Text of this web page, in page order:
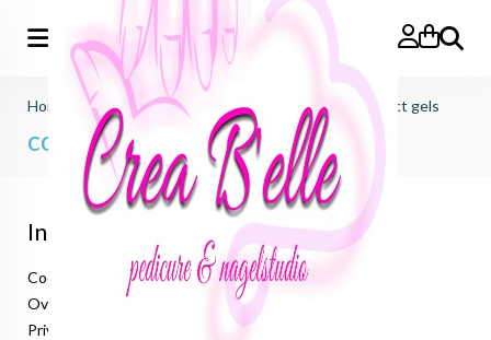
Zoeken
Home just nails (importeur benelux) colorgels effect gels
colorgels effect gels
Informatie
Cookieverklaring
Over ons
Privacyverklaring